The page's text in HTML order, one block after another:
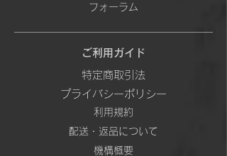
フォーラム
ご利用ガイド
特定商取引法
プライバシーポリシー
利用規約
配送・返品について
機構概要